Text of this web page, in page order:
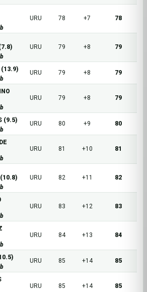
URU 78 +7 78
URU 79 +8 79
(13.9)
URU 79 +8 79
URU 79 +8 79
(9.5)
URU 80 +9 80
URU 81 +10 81
URU 82 +11 82
URU 83 +12 83
URU 84 +13 84
URU 85 +14 85
URU 85 +14 85